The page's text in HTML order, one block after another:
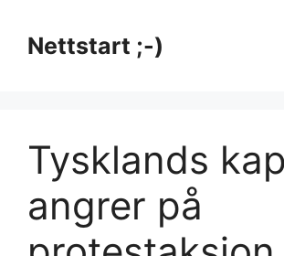
innholdNettstart ;-)
Tysklands
angrer på